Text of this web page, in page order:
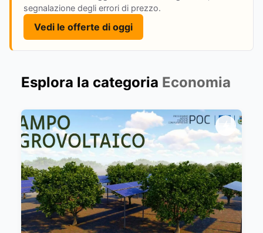
segnalazione degli errori di prezzo.
Vedi le offerte di oggi
Esplora la categoria Economia